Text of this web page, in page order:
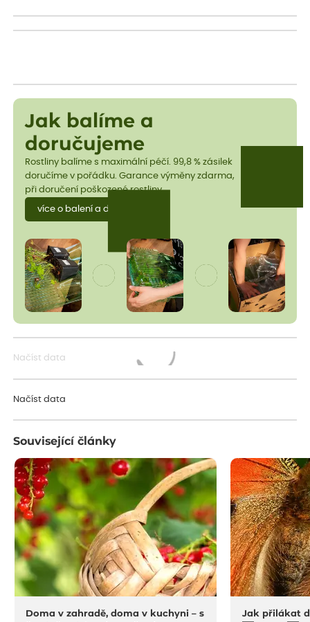
Jak balíme a
doručujeme
Rostliny balíme s maximální péčí. 99,8 % zásilek
doručíme v pořádku. Garance výměny zdarma,
při doručení poškozené rostliny.
více o balení a dopravě
Načíst data
Načíst data
Související články
Doma v zahradě, doma v kuchyni – s
Jak přilákat